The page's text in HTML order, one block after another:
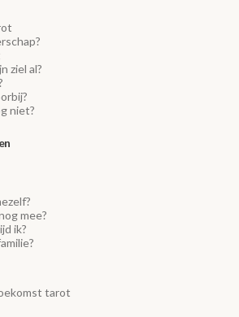
ziel al?
niet?
mee?
ik?
tarot